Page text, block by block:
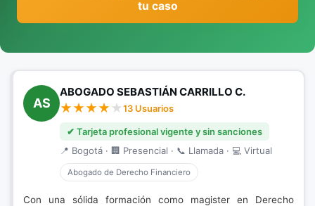
tu caso
AS
ABOGADO SEBASTIÁN CARRILLO C.
13 Usuarios
✔ Tarjeta profesional vigente y sin sanciones
📍 Bogotá · 🏢 Presencial · 📞 Llamada · 💻 Virtual
Abogado de Derecho Financiero
Con una sólida formación como magister en Derecho